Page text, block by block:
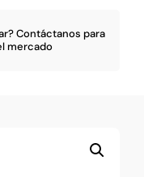
Contáctanos para
mercado